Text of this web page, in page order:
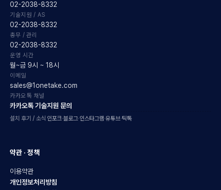
02-2038-8332
기술지원 / AS
02-2038-8332
총무 / 관리
02-2038-8332
운영 시간
월~금 9시 ~ 18시
이메일
sales@1onetake.com
카카오톡 채널
카카오톡 기술지원 문의
설치 후기 / 소식 인포크·블로그·인스타그램·유튜브·틱톡
약관 · 정책
이용약관
개인정보처리방침